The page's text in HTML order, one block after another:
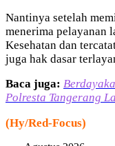
Nantinya setelah
menerima pelayanan
Kesehatan dan
juga hak dasar
Baca juga:
Polresta Tangerang
(Hy/Red-Focus)